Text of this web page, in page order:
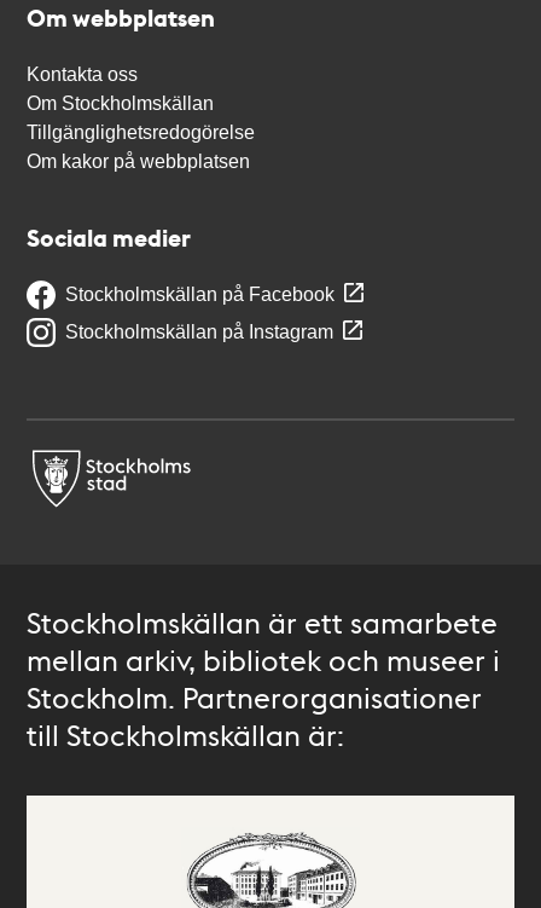
Om webbplatsen
Kontakta oss
Om Stockholmskällan
Tillgänglighetsredogörelse
Om kakor på webbplatsen
Sociala medier
Stockholmskällan på Facebook
Stockholmskällan på Instagram
Stockholmskällan är ett samarbete
mellan arkiv, bibliotek och museer i
Stockholm. Partnerorganisationer
till Stockholmskällan är: